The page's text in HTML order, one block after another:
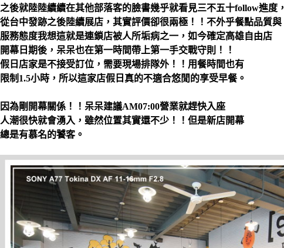
之後就陸陸續續在其他部落客的臉書幾乎就看見三不五十follow進度，
從台中發跡之後陸續展店，其實評價卻很兩極！！不外乎餐點品質與
服務態度我想這就是連鎖店被人所垢病之一，如今確定高雄自由店
開幕日期後，呆呆也在第一時間帶上第一手交戰守則！！
假日店家是不接受訂位，需要現場排隊外！！用餐時間也有
限制1.5小時，所以這家店假日真的不適合悠閒的享受早餐。
因為剛開幕關係！！呆呆建議AM07:00營業就趕快入座
人潮很快就會湧入，雖然位置其實還不少！！但是新店開幕
總是有慕名的饕客。